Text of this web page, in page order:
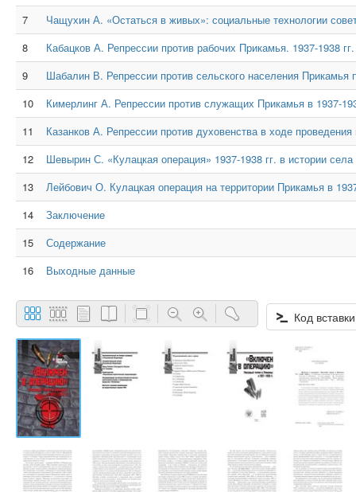
7
Чащухин А. «Остаться в живых»: социальные технологии
8
Кабацков А. Репрессии против рабочих Прикамья. 1937-1938 гг.
9
Шабалин В. Репрессии против сельского населения Прикамья
10
Кимерлинг А. Репрессии против служащих Прикамья в 1937-
11
Казанков А. Репрессии против духовенства в ходе
12
Шевырин С. «Кулацкая операция» 1937-1938 гг. в истории
13
Лейбович О. Кулацкая операция на территории Прикамья в
14
Заключение
15
Содержание
16
Выходные данные
Код вставки